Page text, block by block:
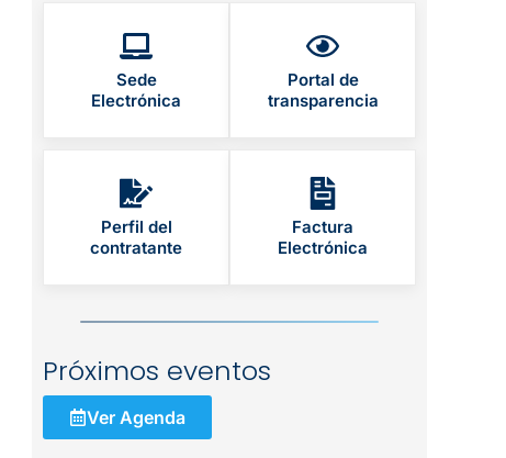
Sede
Electrónica
Portal de
transparencia
Perfil del
contratante
Factura
Electrónica
Próximos eventos
Ver Agenda